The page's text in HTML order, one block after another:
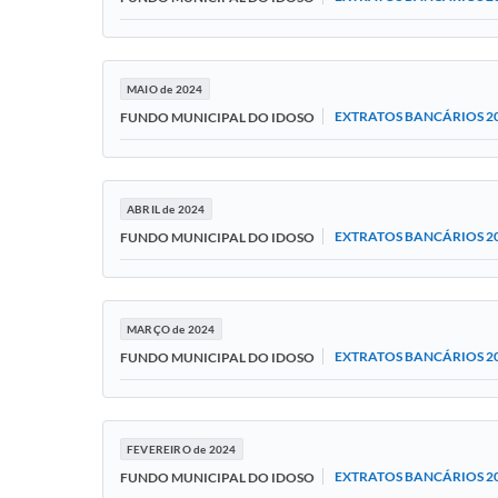
MAIO de 2024
FUNDO MUNICIPAL DO IDOSO EXTRATOS BANCÁRIOS
ABRIL de 2024
FUNDO MUNICIPAL DO IDOSO EXTRATOS BANCÁRIOS
MARÇO de 2024
FUNDO MUNICIPAL DO IDOSO EXTRATOS BANCÁRIOS
FEVEREIRO de 2024
FUNDO MUNICIPAL DO IDOSO EXTRATOS BANCÁRIOS